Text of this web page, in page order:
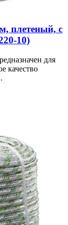
плетеный, с
10)
для
качество